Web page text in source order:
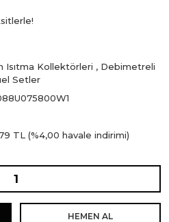
Isıtma Kollektörleri , Debimetreli
Setler
TL (%4,00 havale indirimi)
HEMEN AL